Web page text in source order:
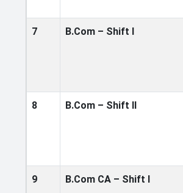
7 B.Com – Shift I
8 B.Com – Shift II
9 B.Com CA – Shift I